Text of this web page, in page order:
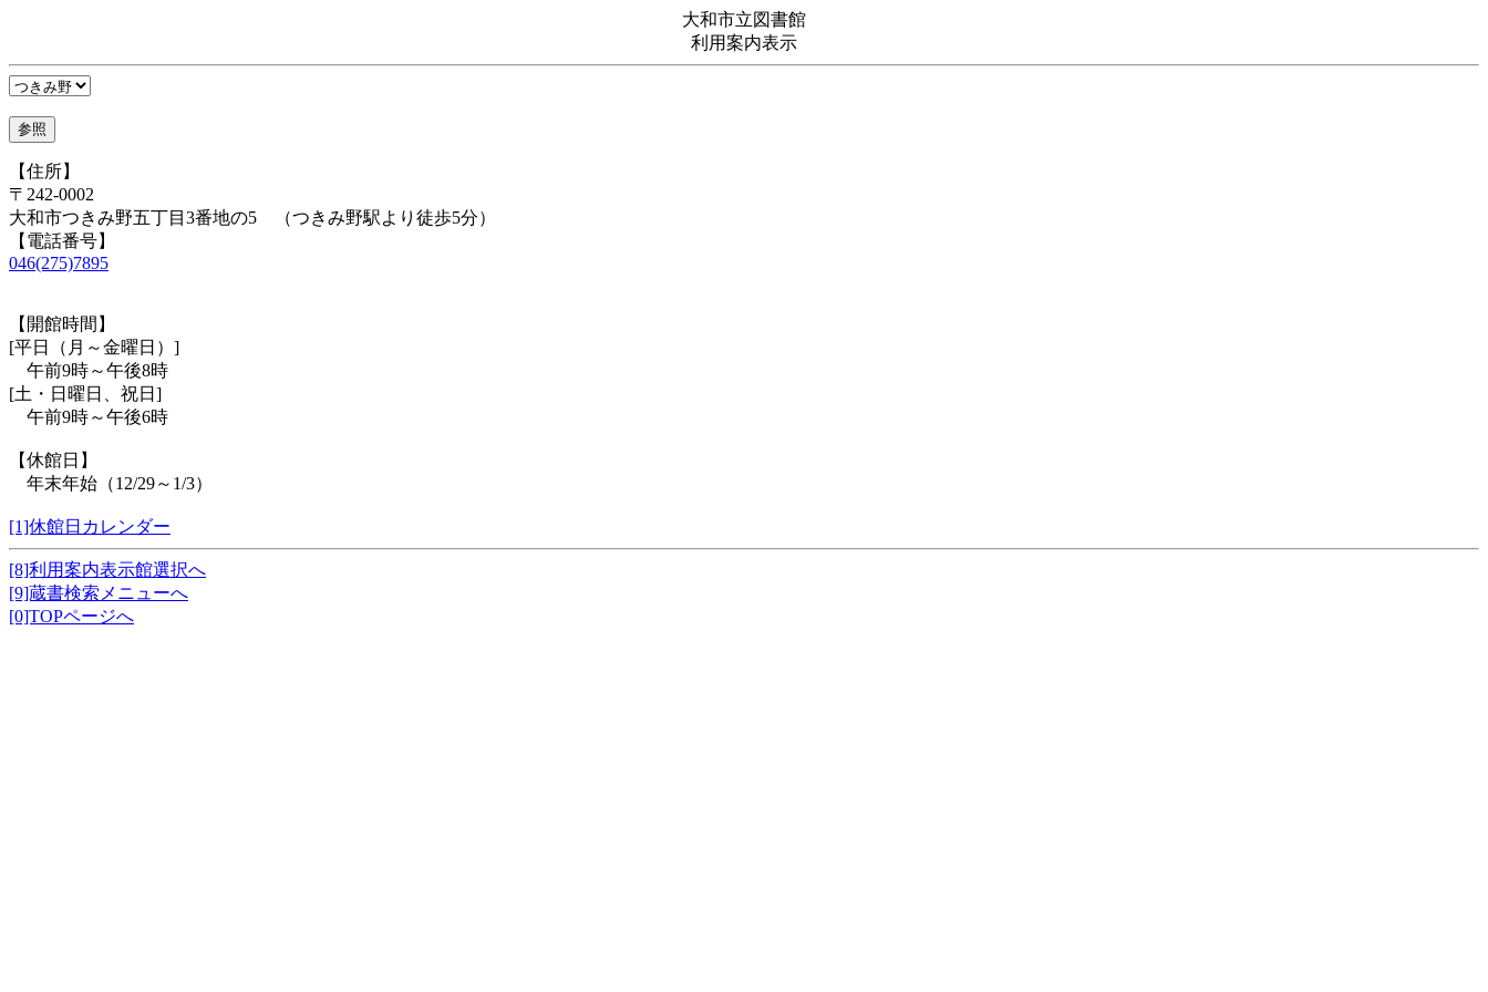
大和市立図書館
利用案内表示
【住所】
〒242-0002
大和市つきみ野五丁目3番地の5 （つきみ野駅より徒歩5分）
【電話番号】
046(275)7895
【開館時間】
[平日（月～金曜日）]
午前9時～午後8時
[土・日曜日、祝日]
午前9時～午後6時
【休館日】
年末年始（12/29～1/3）
[1]休館日カレンダー
[8]利用案内表示館選択へ
[9]蔵書検索メニューへ
[0]TOPページへ